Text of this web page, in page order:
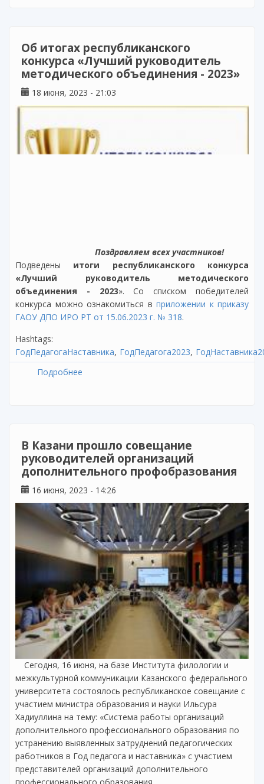
Об итогах республиканского
конкурса «Лучший руководитель
методического объединения - 2023»
18 июня, 2023 - 21:03
Поздравляем всех участников!
Подведены итоги республиканского конкурса
«Лучший руководитель методического
объединения - 2023». Со списком победителей
конкурса можно ознакомиться в приложении к приказу
ГАОУ ДПО ИРО РТ от 15.06.2023 г. № 318.
Hashtags:
ГодПедагогаНаставника ГодПедагога2023
Подробнее
В Казани прошло совещание
руководителей организаций
дополнительного профобразования
16 июня, 2023 - 14:26
Сегодня, 16 июня, на базе Института филологии и
межкультурной коммуникации Казанского федерального
университета состоялось республиканское совещание с
участием министра образования и науки Ильсура
Хадиуллина на тему: «Система работы организаций
дополнительного профессионального образования по
устранению выявленных затруднений педагогических
работников в Год педагога и наставника» с участием
представителей организаций дополнительного